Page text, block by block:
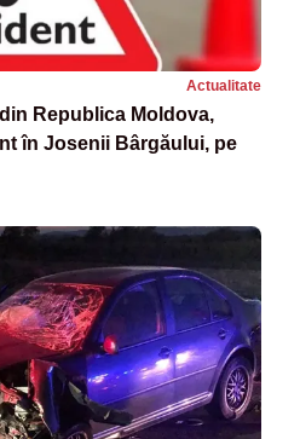
Actualitate
Republica Moldova,
în Josenii Bârgăului, pe